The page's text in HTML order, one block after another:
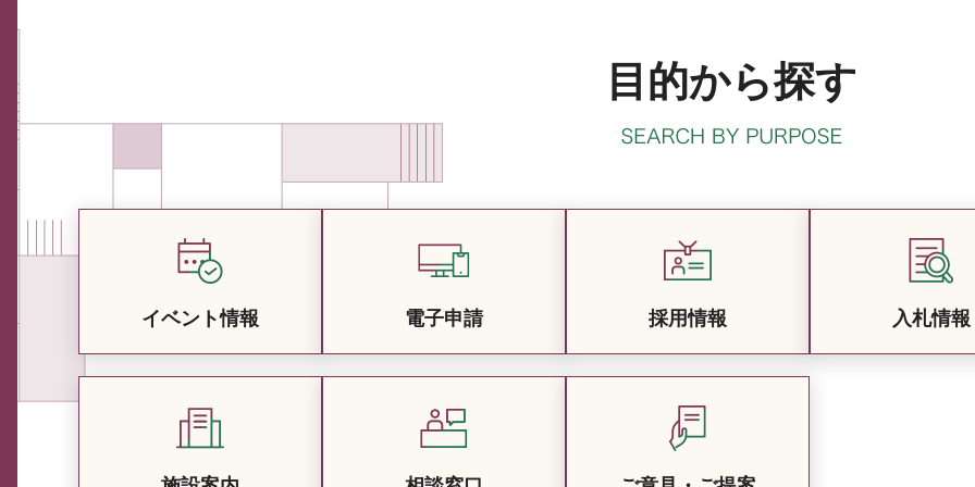
目的から探す
イベント情報 電子申請 採用情報 入札情報